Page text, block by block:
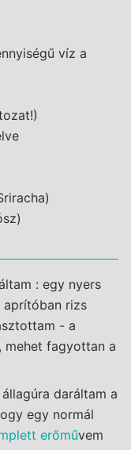
víz a
: egy nyers
aprítóban rizs
- a
fagyottan a
daráltam a
egy normál
erőművem